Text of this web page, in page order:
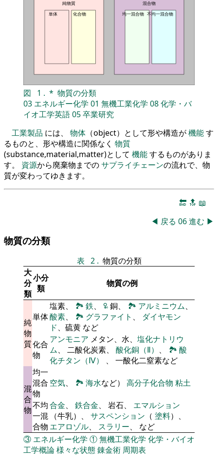
純物質
単体
化合物
混合物
均一混合物 不均一混合物
図 1 . * 物質の分類
03 エネルギー化学 01 無機工業化学 08化学・バ
イオ工学英語05卒業研究
工業製品 には、 物体 （object）として形や構造が機能す
るものと、形や構造に関係なく 物質
(substance,material,matter)として 機能するものがありま
す。 資源から廃棄物までのサプライチェーンの流れで、物
質が変わってゆきます。
🔚 🔝 📖
◀ 戻る 06進む ▶
物質の分類
表 2 . 物質の分類
大
分
類
小分
類
物質の例
純
物
質
単体
塩素、 🏞 鉄、 🜠銅、 🏞 アルミニウム、
酸素、 🏞 グラファイト 、 ダイヤモン
ド、硫黄 など
化合
物
アンモニア メタン、水、 塩化ナトリウ
ム、 二酸化炭素、 酸化銅（Ⅱ） 、 🏞 酸
化チタン（Ⅳ） 、 一酸化二窒素など
混
合
物
均一
混合
物
空気、 🏞 海水など） 高分子化合物 粘土
不均
一混
合物
合金、 鉄合金、 岩石、 エマルション
（牛乳）、 サスペンション （ 塗料）、
エアロゾル、 スラリー、 など
③ エネルギー化学 ①無機工業化学 化学・バイオ
工学概論様々な状態錬金術 周期表